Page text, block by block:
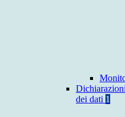
dei dati 1